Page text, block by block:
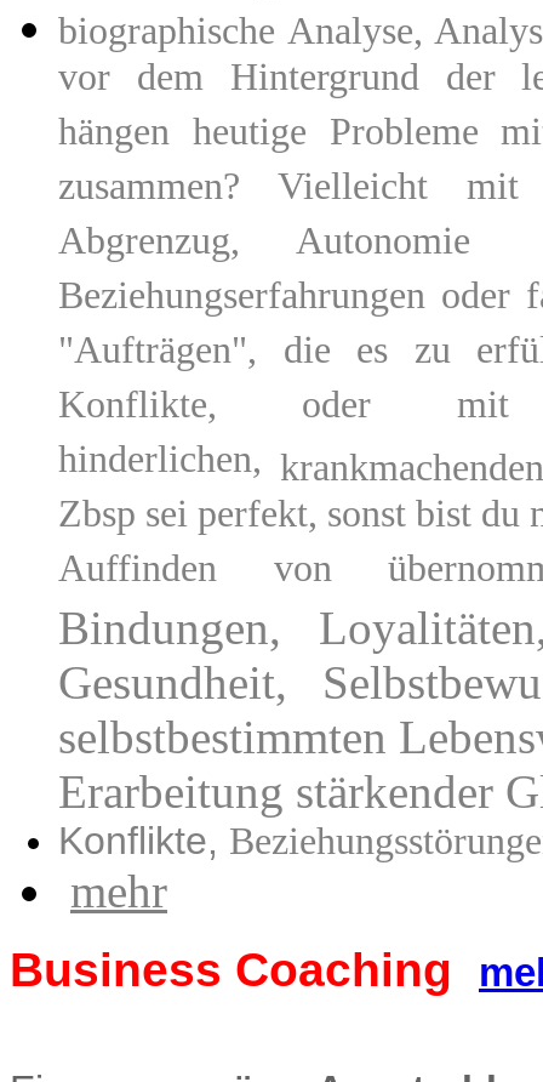
biographische Analyse,
vor dem Hintergrund der
hängen heutige Probleme
zusammen? Vielleicht
Abgrenzug,
Beziehungserfahrungen
"Aufträgen", die es zu
Konflikte, oder mit
hinderlichen,
Zbsp sei perfekt, sonst bist du
Auffinden von
Bindungen,
Gesundheit,
selbstbestimmten
Erarbeitung stärkender
Konflikte,
mehr
Business Coaching